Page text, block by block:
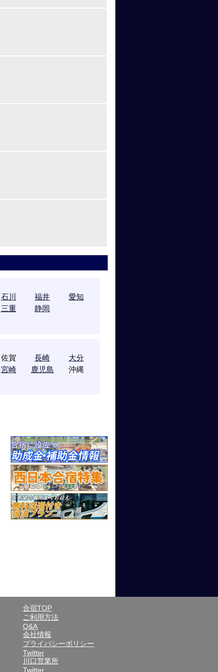
石川 福井
愛知
三重 静岡
佐賀 長崎
大分
宮崎 鹿児島 沖縄
合宿TOP
ご利用方法
Q&A
会社情報
プライバシーポリシー
Twitter
川口営業所
Twitter